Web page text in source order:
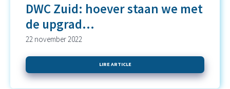
DWC Zuid: hoever staan we met
de upgrad...
22 november 2022
LIRE ARTICLE